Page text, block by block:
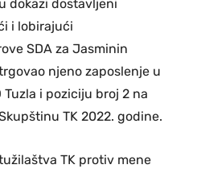
dokazi dostavljeni
i lobirajući
SDA za Jasminin
njeno zaposlenje u
Tuzla i poziciju broj 2 na
TK 2022. godine.
TK protiv mene